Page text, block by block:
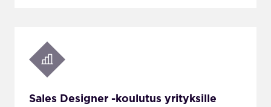
Sales Designer -koulutus yrityksille